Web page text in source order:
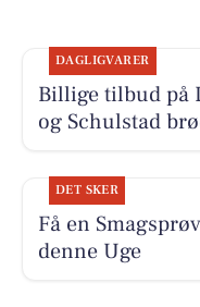
DAGLIGVARER
Billige tilbud på
og Schulstad
DET SKER
Få en
denne Uge